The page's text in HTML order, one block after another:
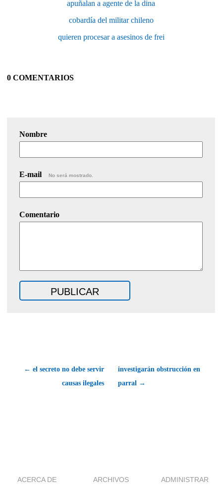
apuñalan a agente de la dina
cobardía del militar chileno
quieren procesar a asesinos de frei
0 COMENTARIOS
Nombre
E-mail No será mostrado.
Comentario
← el secreto no debe servir
causas ilegales
investigarán obstrucción en
parral →
ACERCA DE ARCHIVOS ADMINISTRAR